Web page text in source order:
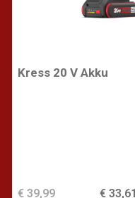
Kress 20 V Akku
€ 33,61
€ 39,99